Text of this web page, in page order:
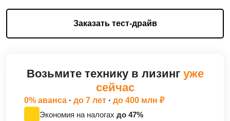
Заказать тест-драйв
Возьмите технику в лизинг уже
сейчас
0% аванса · до 7 лет · до 400 млн ₽
Экономия на налогах до 47%